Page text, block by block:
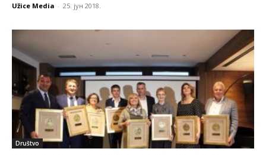
Užice Media - 25. јун 2018.
Društvo